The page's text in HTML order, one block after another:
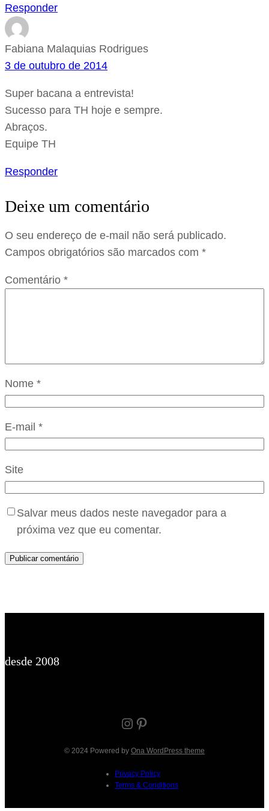
Responder
Fabiana Malaquias Rodrigues
3 de outubro de 2014
Super bacana a entrevista!
Sucesso para TH hoje e sempre.
Abraços.
Equipe TH
Responder
Deixe um comentário
O seu endereço de e-mail não será publicado.
Campos obrigatórios são marcados com *
Comentário *
Nome *
E-mail *
Site
Salvar meus dados neste navegador para a
próxima vez que eu comentar.
desde 2008
Instagram Pinterest
© 2024 Powered by Ona WordPress theme
Privacy Policy
Terms & Conditions